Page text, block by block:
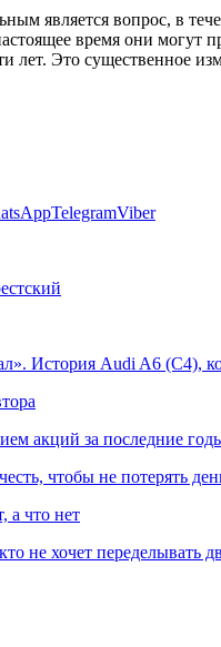
является вопрос, в
время они могут
лет. Это существенное
TelegramViber
История Audi A6 (С4),
акций за последние
чтобы не потерять
а что нет
не хочет переделывать